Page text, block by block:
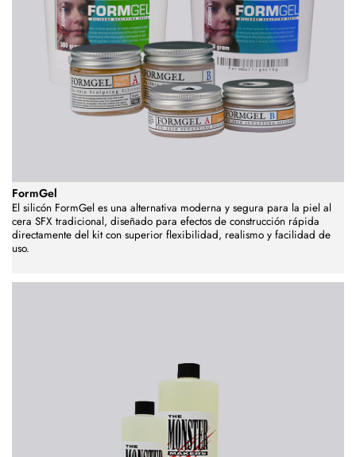
FormGel
El silicón FormGel es una alternativa moderna y segura para la piel al
cera SFX tradicional, diseñado para efectos de construcción rápida
directamente del kit con superior flexibilidad, realismo y facilidad de
uso.